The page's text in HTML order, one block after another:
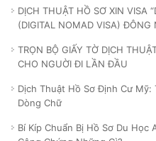
DỊCH THUẬT HỒ SƠ XIN VISA
(DIGITAL NOMAD VISA) ĐÔNG
TRỌN BỘ GIẤY TỜ DỊCH
CHO NGUỜI ĐI LẦN ĐẦU
Dịch Thuật Hồ Sơ Định Cư Mỹ:
Dòng Chữ
Bí Kíp Chuẩn Bị Hồ Sơ Du Học